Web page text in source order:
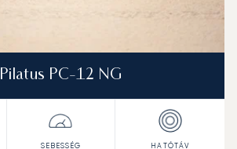
Pilatus PC-12 NG